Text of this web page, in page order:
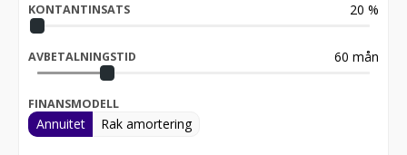
KONTANTINSATS 20 %
AVBETALNINGSTID 60 mån
FINANSMODELL
Annuitet Rak amortering